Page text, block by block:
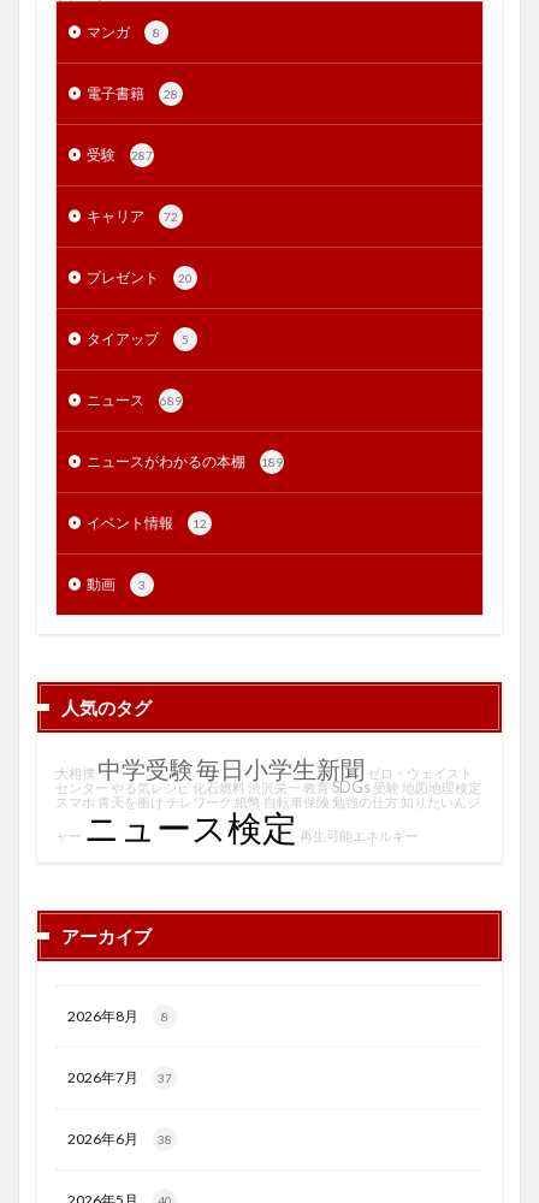
マンガ 8
電子書籍 28
受験 287
キャリア 72
プレゼント 20
タイアップ 5
ニュース 689
ニュースがわかるの本棚 189
イベント情報 12
動画 3
人気のタグ
大相撲 中学受験毎日小学生新聞 ゼロ・ウェイスト
センター やる気レシピ 化石燃料 渋沢栄一 教育 SDGs 受験 地図地理検定
スマホ 青天を衝け テレワーク 紙幣 自転車保険 勉強の仕方 知りたいんジ
ャー ニュース検定 再生可能エネルギー
アーカイブ
2026年8月 8
2026年7月 37
2026年6月 38